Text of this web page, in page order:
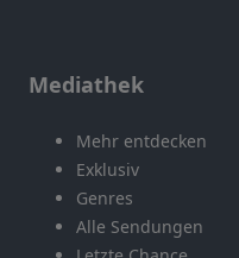
Mediathek
Mehr entdecken
Exklusiv
Genres
Alle Sendungen